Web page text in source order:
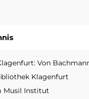
Von
Klagenfurt
Musil Institut